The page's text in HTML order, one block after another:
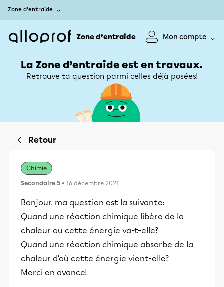
Zone d’entraide
Zone d’entraide Mon compte
La Zone d’entraide est en travaux.
Retrouve ta question parmi celles déjà posées!
Retour
Chimie
Secondaire 5 • 16 décembre 2021
Bonjour, ma question est la suivante:
Quand une réaction chimique libère de la
chaleur ou cette énergie va-t-elle?
Quand une réaction chimique absorbe de la
chaleur d’où cette énergie vient-elle?
Merci en avance!